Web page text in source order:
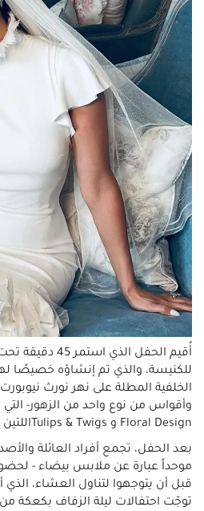
أُقيم الحفل الذي
للكنيسة، والذي تم إنشاؤه خصيصًا
الخلفية المطلة على نهر نورث
Floral Design و Tulips & Twigsاللتين زينتا الممر بأكمله.
بعد الحفل، تجمع أفراد العائلة
موحداً عبارة عن ملابس بيضاء -
قبل أن يتوجهوا لتناول العشاء،